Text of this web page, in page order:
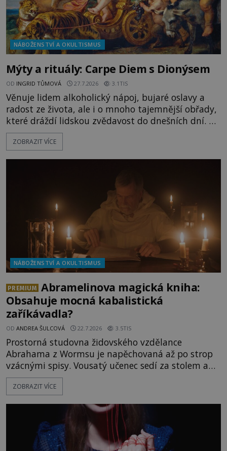
NÁBOŽENSTVÍ A OKULTISMUS
Mýty a rituály: Carpe Diem s Dionýsem
OD INGRID TŮMOVÁ 27.7.2026 3.1TIS
Věnuje lidem alkoholický nápoj, bujaré oslavy a
radost ze života, ale i o mnoho tajemnější obřady,
které dráždí lidskou zvědavost do dnešních dní. Co
doopravdy představuje bůh, jemuž Římané říkají
Bakchus? Mytologický příběh řeckého boha
ZOBRAZIT VÍCE
NÁBOŽENSTVÍ A OKULTISMUS
PREMIUM
Abramelinova magická kniha:
Obsahuje mocná kabalistická
zaříkávadla?
OD ANDREA ŠULCOVÁ 22.7.2026 3.5TIS
Prostorná studovna židovského vzdělance
Abrahama z Wormsu je napěchovaná až po strop
vzácnými spisy. Vousatý učenec sedí za stolem a
před sebou má rozložený jeden z nejzáhadnějších
magických textů. Jde o Abramelinův grimoár, který
kouzla, jak si někteří myslí, nebo jde o pouhou
pověru? Už šest měsíců pobývá
ZOBRAZIT VÍCE